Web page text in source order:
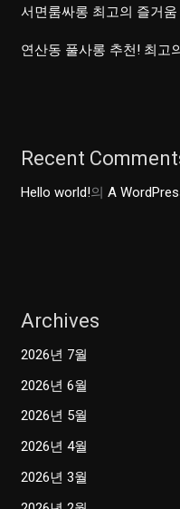
서면룸싸롱 최고의 즐거
연산동 풀사롱 추천! 최고
Recent
Hello world!의A
Archives
2026년 7월
2026년 6월
2026년 5월
2026년 4월
2026년 3월